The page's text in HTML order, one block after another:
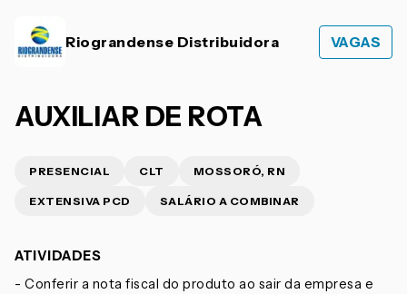
Riograndense Distribuidora VAGAS
AUXILIAR DE ROTA
PRESENCIAL CLT MOSSORÓ, RN
EXTENSIVA PCD SALÁRIO A COMBINAR
ATIVIDADES
- Conferir a nota fiscal do produto ao sair da empresa e